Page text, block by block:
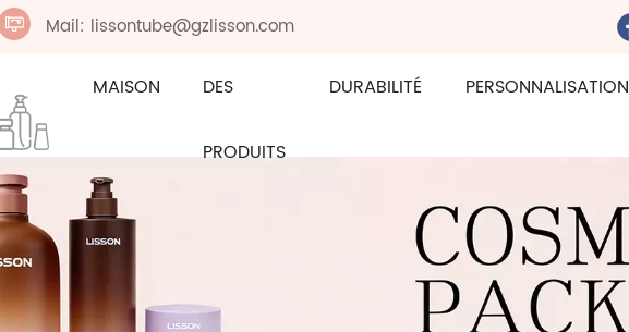
Mail: lissontube@gzlisson.com
MAISON DES
PRODUITS
DURABILITÉ PERSONNALISATION